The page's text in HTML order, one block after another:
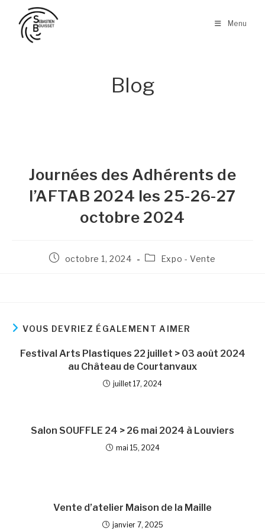
content
Menu
Blog
Journées des Adhérents de
l’AFTAB 2024 les 25-26-27
octobre 2024
Publication
octobre 1, 2024
PostExpo - Vente
VOUS DEVRIEZ ÉGALEMENT AIMER
Festival Arts Plastiques 22 juillet > 03 août 2024
au Château de Courtanvaux
juillet 17, 2024
Salon SOUFFLE 24 > 26 mai 2024 à Louviers
mai 15, 2024
Vente d’atelier Maison de la Maille
janvier 7, 2025